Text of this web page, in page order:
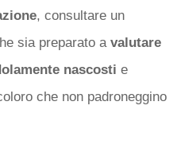
, consultare un
sia preparato a valutare
nascosti e
che non padroneggino